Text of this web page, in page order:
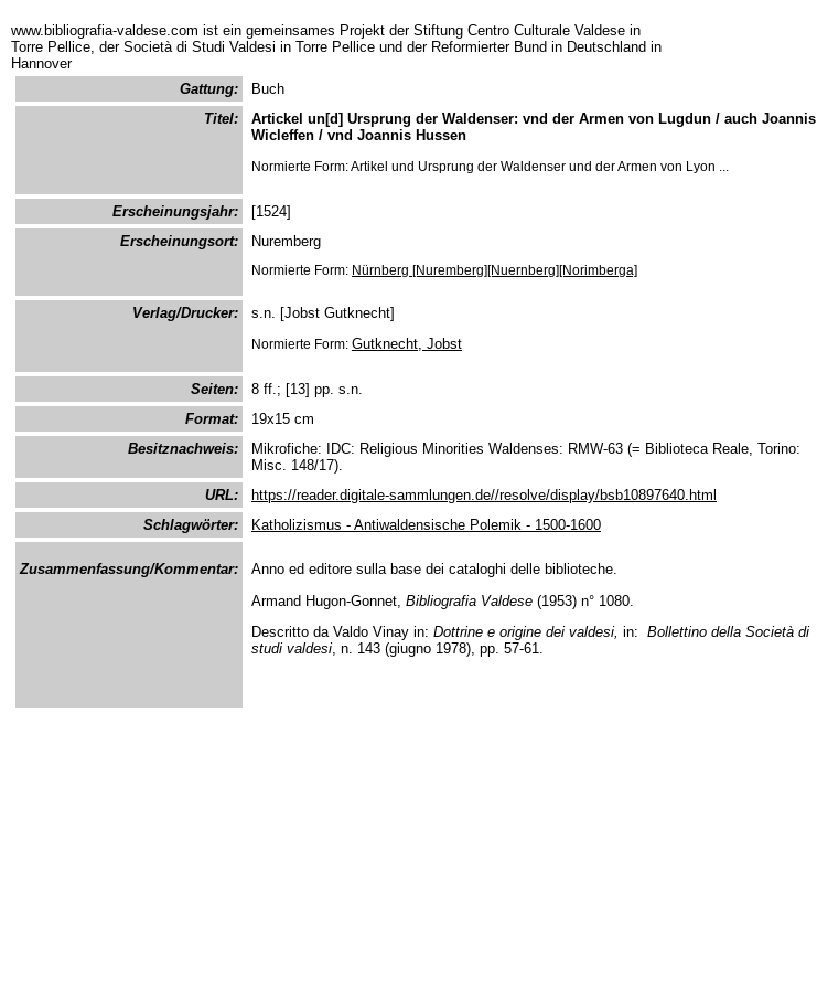
www.bibliografia-valdese.com ist ein gemeinsames Projekt der Stiftung Centro Culturale Valdese in
Torre Pellice, der Società di Studi Valdesi in Torre Pellice und der Reformierter Bund in Deutschland in
Hannover
Gattung:
Buch
Titel:
Artickel un[d] Ursprung der Waldenser: vnd der Armen von Lugdun / auch Joannis
Wicleffen / vnd Joannis Hussen
Normierte Form: Artikel und Ursprung der Waldenser und der Armen von Lyon ...
Erscheinungsjahr:
[1524]
Erscheinungsort:
Nuremberg
Normierte Form: Nürnberg [Nuremberg][Nuernberg][Norimberga]
Verlag/Drucker: s.n. [Jobst Gutknecht]
Normierte Form: Gutknecht, Jobst
Seiten:
8 ff.; [13] pp. s.n.
Format:
19x15 cm
Besitznachweis:
Mikrofiche: IDC: Religious Minorities Waldenses: RMW-63 (= Biblioteca Reale, Torino:
Misc. 148/17).
URL:
https://reader.digitale-sammlungen.de//resolve/display/bsb10897640.html
Schlagwörter:
Katholizismus - Antiwaldensische Polemik - 1500-1600
Zusammenfassung/Kommentar:
Anno ed editore sulla base dei cataloghi delle biblioteche.
Armand Hugon-Gonnet, Bibliografia Valdese (1953) n° 1080.
Descritto da Valdo Vinay in: Dottrine e origine dei valdesi, in: Bollettino della Società di
studi valdesi , n. 143 (giugno 1978), pp. 57-61.